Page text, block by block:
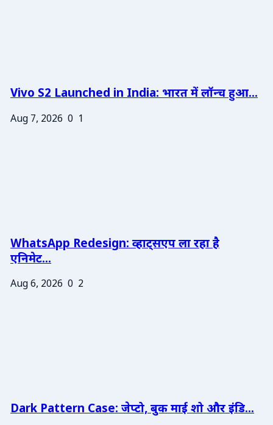
Vivo S2 Launched in India: भारत में लॉन्च हुआ...
Aug 7, 2026 0 1
WhatsApp Redesign: व्हाट्सएप ला रहा है
एनिमेट...
Aug 6, 2026 0 2
Dark Pattern Case: जेप्टो, बुक माई शो और इंडि...